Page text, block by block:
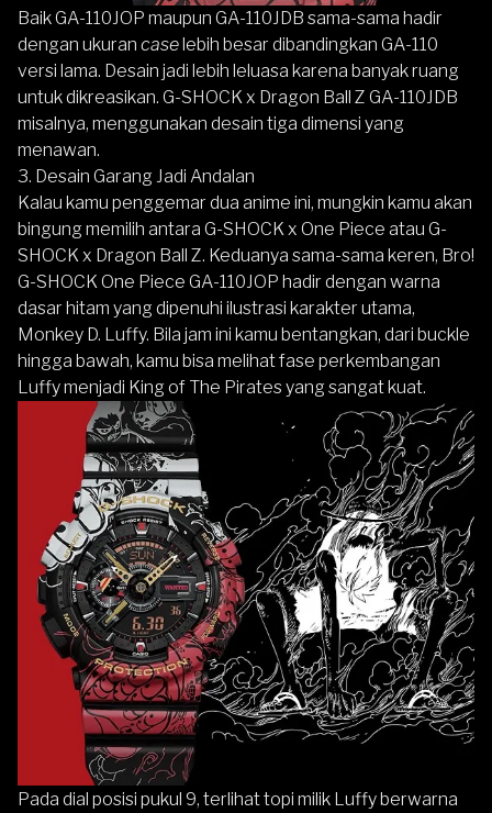
Baik GA-110JOP maupun GA-110JDB sama-sama hadir
dengan ukuran caselebih besar dibandingkan GA-110
versi lama. Desain jadi lebih leluasa karena banyak ruang
untuk dikreasikan. G-SHOCK x Dragon Ball Z GA-110JDB
misalnya, menggunakan desain tiga dimensi yang
menawan.
3. Desain Garang Jadi Andalan
Kalau kamu penggemar dua anime ini, mungkin kamu akan
bingung memilih antara G-SHOCK x One Piece atau G-
SHOCK x Dragon Ball Z. Keduanya sama-sama keren, Bro!
G-SHOCK One Piece GA-110JOP hadir dengan warna
dasar hitam yang dipenuhi ilustrasi karakter utama,
Monkey D. Luffy. Bila jam ini kamu bentangkan, dari buckle
hingga bawah, kamu bisa melihat fase perkembangan
Luffy menjadi King of The Pirates yang sangat kuat.
Pada dial posisi pukul 9, terlihat topi milik Luffy berwarna